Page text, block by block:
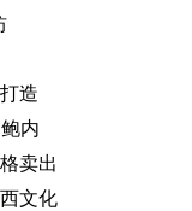
造
内
卖出
文化